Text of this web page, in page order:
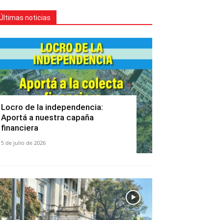
noticias
Locro de la independencia:
Aportá a nuestra capaña
financiera
5 de julio de 2026